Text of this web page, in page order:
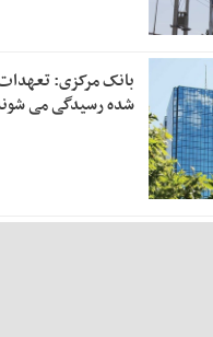
بانک مرکزی:
شده رسیدگی می